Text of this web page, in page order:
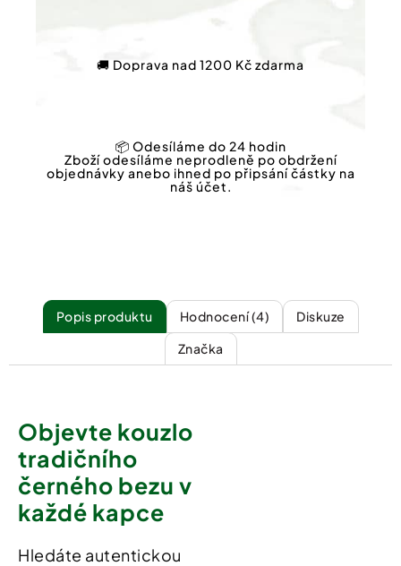
🚚 Doprava nad 1200 Kč zdarma
📦 Odesíláme do 24 hodin
Zboží odesíláme neprodleně po obdržení
objednávky anebo ihned po připsání částky na
náš účet.
Popis Hodnocení (4)
Diskuze
Značka
Objevte kouzlo
tradičního
černého bezu v
každé kapce
Hledáte autentickou